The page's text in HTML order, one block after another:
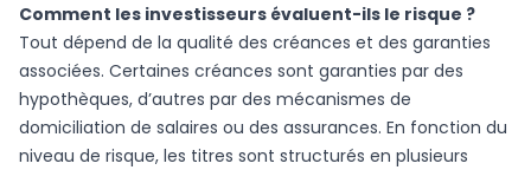
Comment les investisseurs évaluent-ils le risque ?
Tout dépend de la qualité des créances et des garanties
associées. Certaines créances sont garanties par des
hypothèques, d’autres par des mécanismes de
domiciliation de salaires ou des assurances. En fonction du
niveau de risque, les titres sont structurés en plusieurs